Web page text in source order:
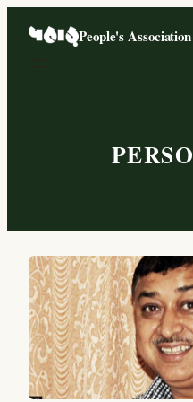
People's